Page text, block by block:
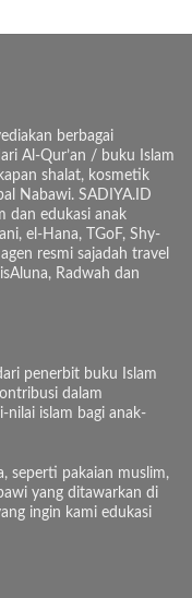
berbagai
Al-Qur’an / buku Islam
shalat, kosmetik
Nabawi. SADIYA.ID
dan edukasi anak
el-Hana, TGoF, Shy-
resmi sajadah travel
Radwah dan
penerbit buku Islam
dalam
nilai islam bagi anak-
seperti pakaian muslim,
yang ditawarkan di
ingin kami edukasi